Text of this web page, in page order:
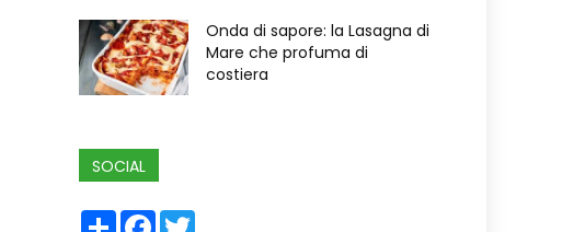
Onda di sapore: la Lasagna di
Mare che profuma di
costiera
SOCIAL
ShareFacebook